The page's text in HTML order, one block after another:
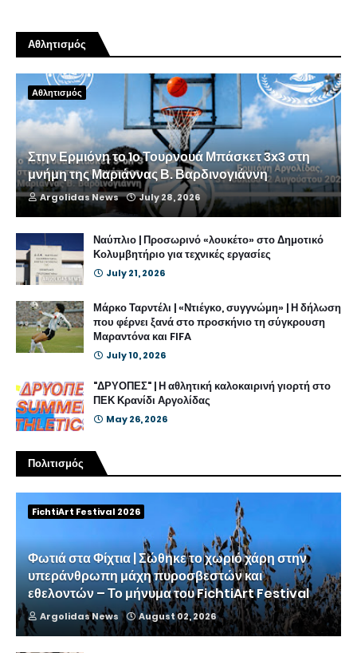
Αθλητισμός
Αθλητισμός
Στην Ερμιόνη το 1ο Τουρνουά Μπάσκετ 3x3 στη
μνήμη της Μαριάννας Β. Βαρδινογιάννη
Argolidas News July 28, 2026
Ναύπλιο | Προσωρινό «λουκέτο» στο Δημοτικό
Κολυμβητήριο για τεχνικές εργασίες
July 21, 2026
Μάρκο Ταρντέλι | «Ντιέγκο, συγγνώμη» | Η δήλωση
που φέρνει ξανά στο προσκήνιο τη σύγκρουση
Μαραντόνα και FIFA
July 10, 2026
"ΔΡΥΟΠΕΣ" | Η αθλητική καλοκαιρινή γιορτή στο
ΠΕΚ Κρανίδι Αργολίδας
May 26, 2026
Πολιτισμός
FichtiArt Festival 2026
Φωτιά στα Φίχτια | Σώθηκε το χωριό χάρη στην
υπεράνθρωπη μάχη πυροσβεστών και
εθελοντών – Το μήνυμα του FichtiArt Festival
Argolidas News August 02, 2026